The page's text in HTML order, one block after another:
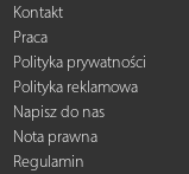
Kontakt
Praca
Polityka prywatności
Polityka reklamowa
Napisz do nas
Nota prawna
Regulamin